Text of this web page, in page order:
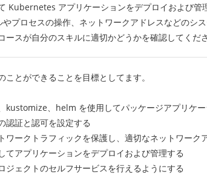
Kubernetes アプリケーションをデプロイおよび管
やプロセスの操作、ネットワークアドレスなどのシ
ースが自分のスキルに適切かどうかを確認してくださ
とができることを目標としてます。
kustomize、helm を使用してパッケージアプリケ
認証と認可を設定する
ワークトラフィックを保護し、適切なネットワーク
てアプリケーションをデプロイおよび管理する
ジェクトのセルフサービスを行えるようにする